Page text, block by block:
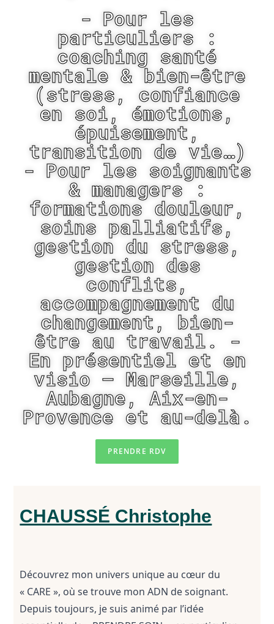
- Pour les
particuliers :
coaching santé
mentale & bien-être
(stress, confiance
en soi, émotions,
épuisement,
transition de vie…)
- Pour les soignants
& managers :
formations douleur,
soins palliatifs,
gestion du stress,
gestion des
conflits,
accompagnement du
changement, bien-
être au travail. -
En présentiel et en
visio – Marseille,
Aubagne, Aix-en-
Provence et au-delà.
PRENDRE RDV
CHAUSSÉ Christophe
Découvrez mon univers unique au cœur du
« CARE », où se trouve mon ADN de soignant.
Depuis toujours, je suis animé par l’idée